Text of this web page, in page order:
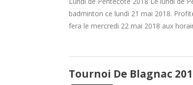
badminton ce lundi 21 mai 2018.
fera le mercredi 22 mai 2018 aux
Tournoi De Blagnac